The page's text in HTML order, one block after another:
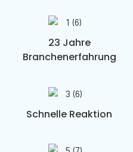
23 Jahre
Branchenerfahrung
Schnelle Reaktion